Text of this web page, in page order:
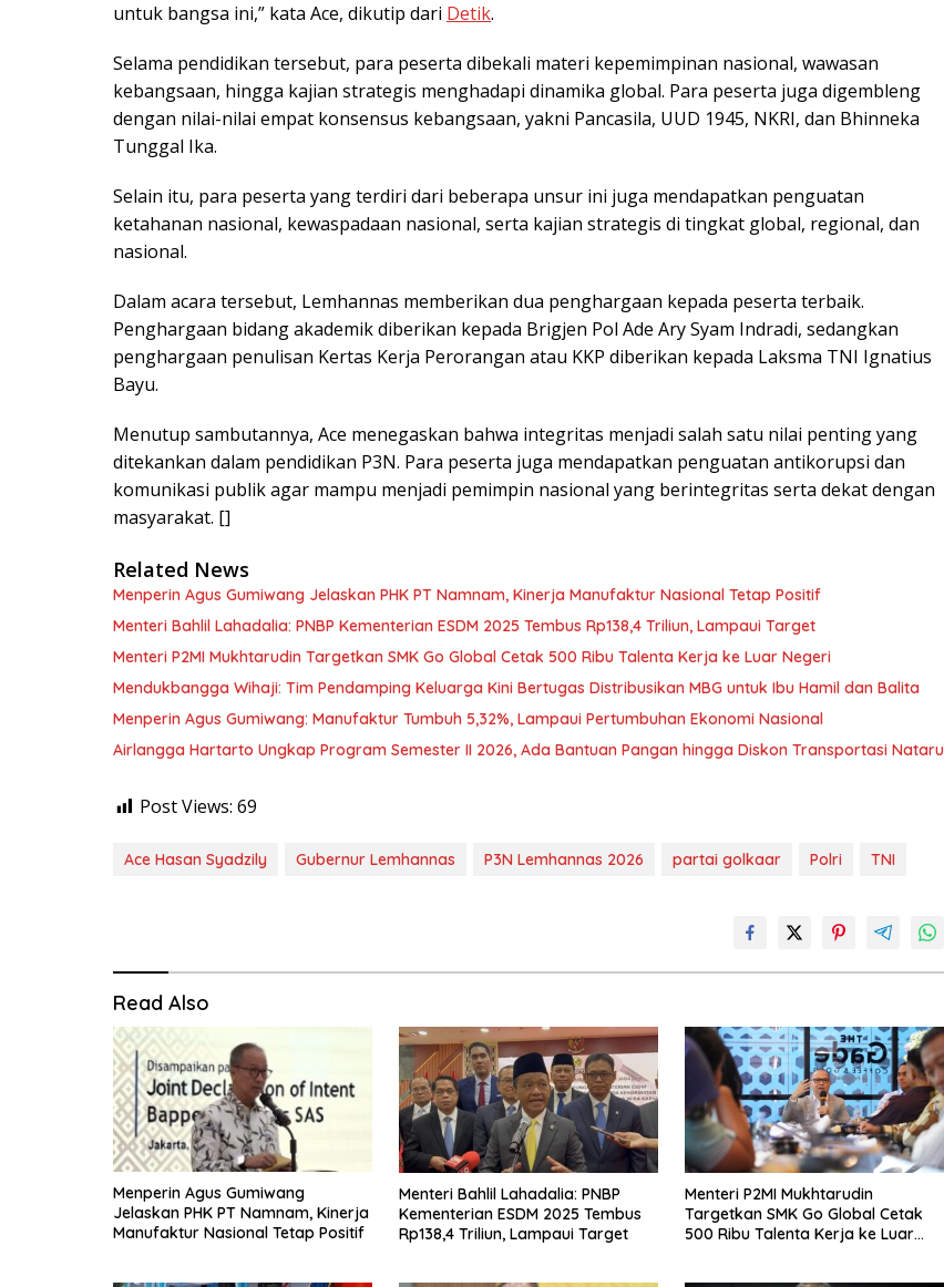
untuk bangsa ini,” kata Ace, dikutip dari Detik.
Selama pendidikan tersebut, para peserta dibekali materi kepemimpinan nasional, wawasan
kebangsaan, hingga kajian strategis menghadapi dinamika global. Para peserta juga digembleng
dengan nilai-nilai empat konsensus kebangsaan, yakni Pancasila, UUD 1945, NKRI, dan Bhinneka
Tunggal Ika.
Selain itu, para peserta yang terdiri dari beberapa unsur ini juga mendapatkan penguatan
ketahanan nasional, kewaspadaan nasional, serta kajian strategis di tingkat global, regional, dan
nasional.
Dalam acara tersebut, Lemhannas memberikan dua penghargaan kepada peserta terbaik.
Penghargaan bidang akademik diberikan kepada Brigjen Pol Ade Ary Syam Indradi, sedangkan
penghargaan penulisan Kertas Kerja Perorangan atau KKP diberikan kepada Laksma TNI Ignatius
Bayu.
Menutup sambutannya, Ace menegaskan bahwa integritas menjadi salah satu nilai penting yang
ditekankan dalam pendidikan P3N. Para peserta juga mendapatkan penguatan antikorupsi dan
komunikasi publik agar mampu menjadi pemimpin nasional yang berintegritas serta dekat dengan
masyarakat. []
Related News
Menperin Agus Gumiwang Jelaskan PHK PT Namnam, Kinerja Manufaktur Nasional Tetap Positif
Menteri Bahlil Lahadalia: PNBP Kementerian ESDM 2025 Tembus Rp138,4 Triliun, Lampaui Target
Menteri P2MI Mukhtarudin Targetkan SMK Go Global Cetak 500 Ribu Talenta Kerja ke Luar Negeri
Mendukbangga Wihaji: Tim Pendamping Keluarga Kini Bertugas Distribusikan MBG untuk Ibu Hamil dan Balita
Menperin Agus Gumiwang: Manufaktur Tumbuh 5,32%, Lampaui Pertumbuhan Ekonomi Nasional
Airlangga Hartarto Ungkap Program Semester II 2026, Ada Bantuan Pangan hingga Diskon Transportasi Nataru
Post Views: 69
Ace Hasan Syadzily Gubernur Lemhannas P3N Lemhannas 2026 partai golkaar Polri TNI
Read Also
Menperin Agus Gumiwang
Jelaskan PHK PT Namnam, Kinerja
Manufaktur Nasional Tetap Positif
Menteri Bahlil Lahadalia: PNBP
Kementerian ESDM 2025 Tembus
Rp138,4 Triliun, Lampaui Target
Menteri P2MI Mukhtarudin
Targetkan SMK Go Global Cetak
500 Ribu Talenta Kerja ke Luar